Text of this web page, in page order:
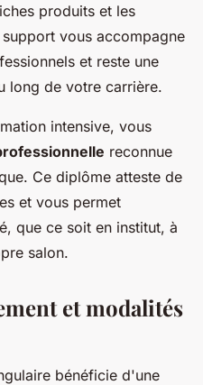
produits et les
vous accompagne
et reste une
long de votre carrière.
intensive, vous
reconnue
Ce diplôme atteste de
et vous permet
que ce soit en institut, à
salon.
et modalités
bénéficie d'une